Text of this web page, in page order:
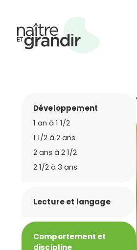
Développement
1 an à 1 1/2
1 1/2 à 2 ans
2 ans à 2 1/2
2 1/2 à 3 ans
Lecture et langage
Comportement et
discipline